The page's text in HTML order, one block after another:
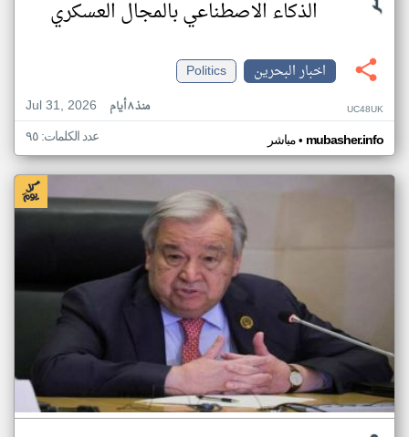
الذكاء الاصطناعي بالمجال العسكري
اخبار البحرين
Politics
Jul 31, 2026
منذ ٨ أيام UC48UK
مباشر• mubasher.info عدد الكلمات: ٩٥